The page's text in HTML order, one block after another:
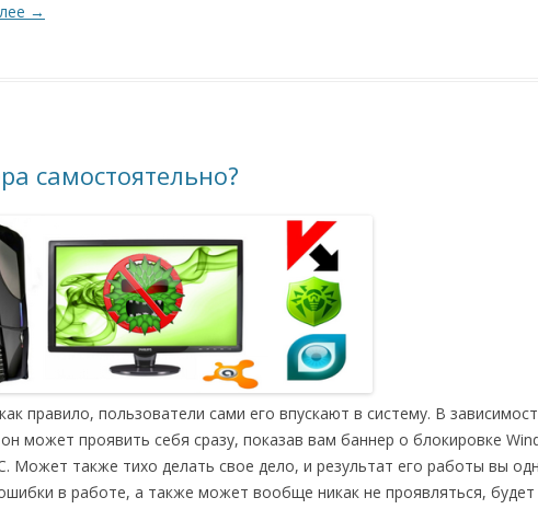
→
самостоятельно?
правило, пользователи сами его впускают в систему. В
может проявить себя сразу, показав вам баннер о блокировке
также тихо делать свое дело, и результат его работы вы
в работе, а также может вообще никак не проявляться, будет